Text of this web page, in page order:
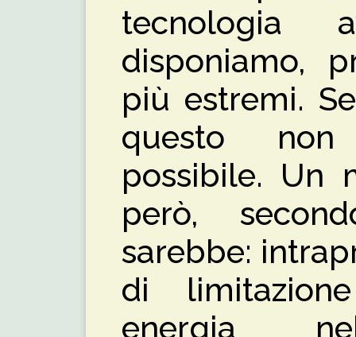
tecnologia
disponiamo,
più estremi.
questo
possibile. Un
però,
sarebbe:
di
energia